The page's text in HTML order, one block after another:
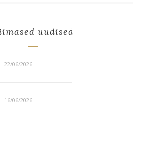
uudised
22/06/2026
16/06/2026